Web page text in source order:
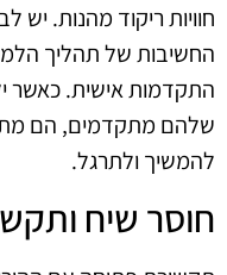
חוויות ריקוד מהנות. יש
החשיבות של תהליך
התקדמות אישית. כאשר
שלהם מתקדמים, הם
להמשיך ולתרגל.
חוסר שיח